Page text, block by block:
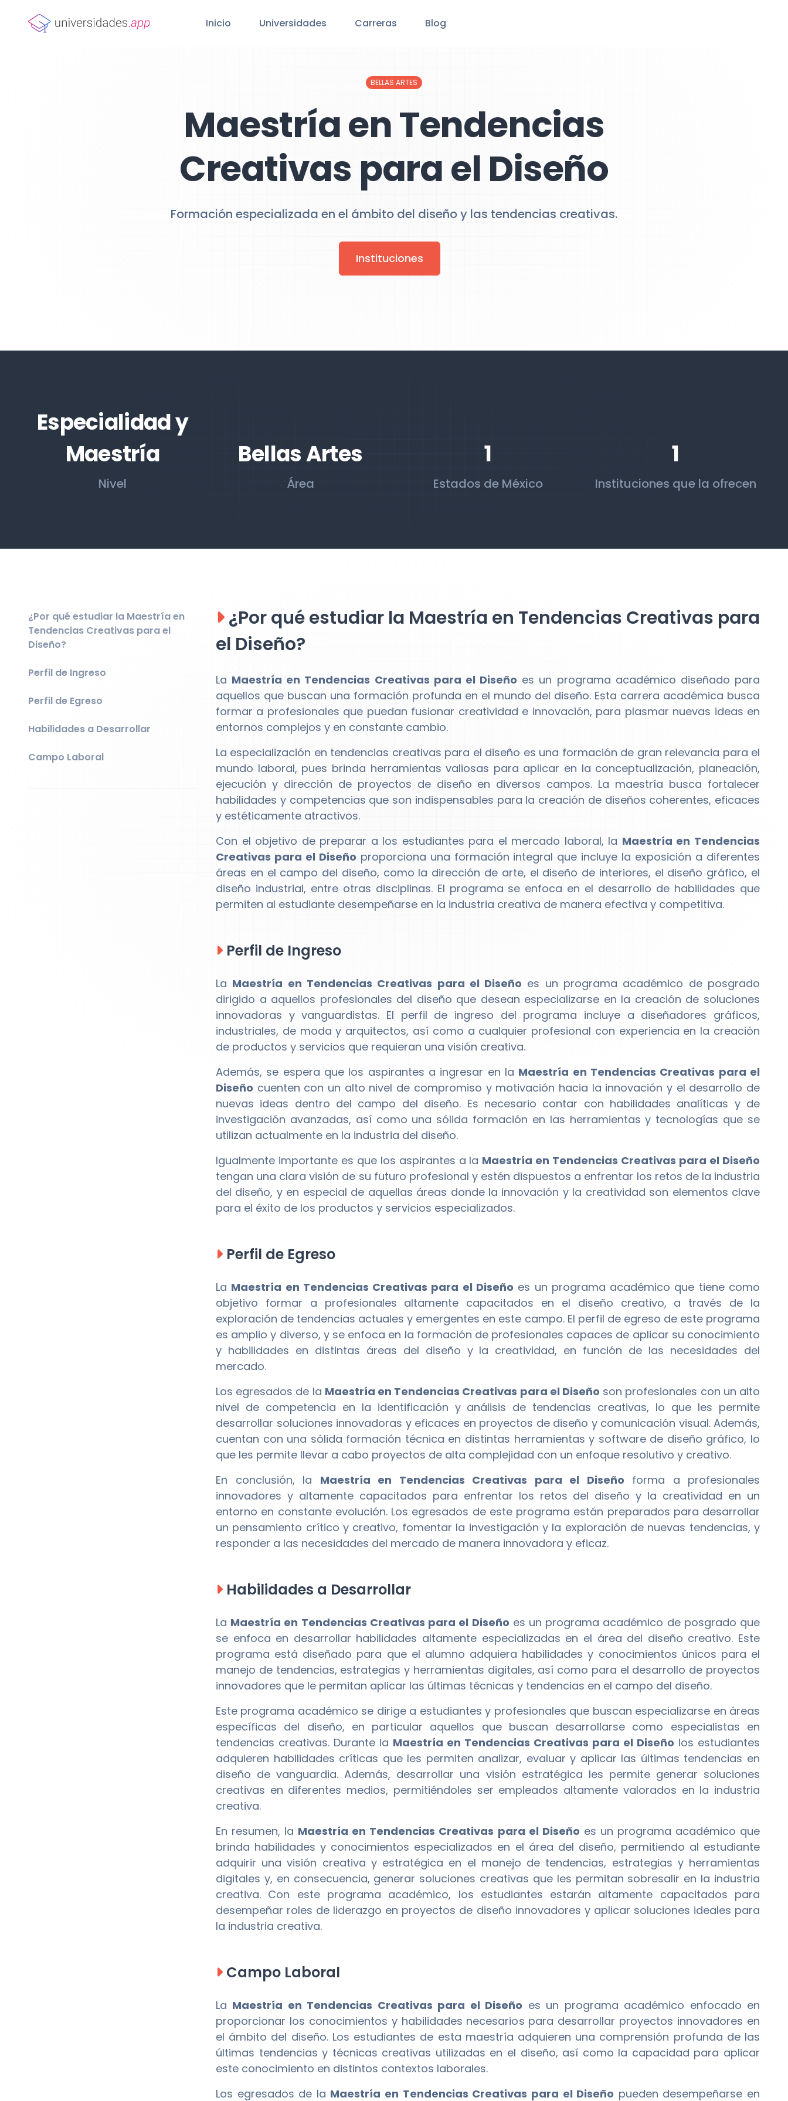
Inicio Universidades Carreras Blog
BELLAS ARTES
Maestría en Tendencias
Creativas para el Diseño
Formación especializada en el ámbito del diseño y las tendencias creativas.
Instituciones
Especialidad y
Maestría
Nivel
Bellas Artes
Área
1
Estados de México
1
Instituciones que la ofrecen
¿Por qué estudiar la Maestría en
Tendencias Creativas para el
Diseño?
Perfil de Ingreso
Perfil de Egreso
Habilidades a Desarrollar
Campo Laboral
¿Por qué estudiar la Maestría en Tendencias Creativas para
el Diseño?
La Maestría en Tendencias Creativas para el Diseño es un programa académico diseñado para
aquellos que buscan una formación profunda en el mundo del diseño. Esta carrera académica busca
formar a profesionales que puedan fusionar creatividad e innovación, para plasmar nuevas ideas en
entornos complejos y en constante cambio.
La especialización en tendencias creativas para el diseño es una formación de gran relevancia para el
mundo laboral, pues brinda herramientas valiosas para aplicar en la conceptualización, planeación,
ejecución y dirección de proyectos de diseño en diversos campos. La maestría busca fortalecer
habilidades y competencias que son indispensables para la creación de diseños coherentes, eficaces
y estéticamente atractivos.
Con el objetivo de preparar a los estudiantes para el mercado laboral, la Maestría en Tendencias
Creativas para el Diseño proporciona una formación integral que incluye la exposición a diferentes
áreas en el campo del diseño, como la dirección de arte, el diseño de interiores, el diseño gráfico, el
diseño industrial, entre otras disciplinas. El programa se enfoca en el desarrollo de habilidades que
permiten al estudiante desempeñarse en la industria creativa de manera efectiva y competitiva.
Perfil de Ingreso
La Maestría en Tendencias Creativas para el Diseño es un programa académico de posgrado
dirigido a aquellos profesionales del diseño que desean especializarse en la creación de soluciones
innovadoras y vanguardistas. El perfil de ingreso del programa incluye a diseñadores gráficos,
industriales, de moda y arquitectos, así como a cualquier profesional con experiencia en la creación
de productos y servicios que requieran una visión creativa.
Además, se espera que los aspirantes a ingresar en la Maestría en Tendencias Creativas para el
Diseño cuenten con un alto nivel de compromiso y motivación hacia la innovación y el desarrollo de
nuevas ideas dentro del campo del diseño. Es necesario contar con habilidades analíticas y de
investigación avanzadas, así como una sólida formación en las herramientas y tecnologías que se
utilizan actualmente en la industria del diseño.
Igualmente importante es que los aspirantes a la Maestría en Tendencias Creativas para el Diseño
tengan una clara visión de su futuro profesional y estén dispuestos a enfrentar los retos de la industria
del diseño, y en especial de aquellas áreas donde la innovación y la creatividad son elementos clave
para el éxito de los productos y servicios especializados.
Perfil de Egreso
La Maestría en Tendencias Creativas para el Diseño es un programa académico que tiene como
objetivo formar a profesionales altamente capacitados en el diseño creativo, a través de la
exploración de tendencias actuales y emergentes en este campo. El perfil de egreso de este programa
es amplio y diverso, y se enfoca en la formación de profesionales capaces de aplicar su conocimiento
y habilidades en distintas áreas del diseño y la creatividad, en función de las necesidades del
mercado.
Los egresados de la Maestría en Tendencias Creativas para el Diseño son profesionales con un alto
nivel de competencia en la identificación y análisis de tendencias creativas, lo que les permite
desarrollar soluciones innovadoras y eficaces en proyectos de diseño y comunicación visual. Además,
cuentan con una sólida formación técnica en distintas herramientas y software de diseño gráfico, lo
que les permite llevar a cabo proyectos de alta complejidad con un enfoque resolutivo y creativo.
En conclusión, la Maestría en Tendencias Creativas para el Diseño forma a profesionales
innovadores y altamente capacitados para enfrentar los retos del diseño y la creatividad en un
entorno en constante evolución. Los egresados de este programa están preparados para desarrollar
un pensamiento crítico y creativo, fomentar la investigación y la exploración de nuevas tendencias, y
responder a las necesidades del mercado de manera innovadora y eficaz.
Habilidades a Desarrollar
La Maestría en Tendencias Creativas para el Diseño es un programa académico de posgrado que
se enfoca en desarrollar habilidades altamente especializadas en el área del diseño creativo. Este
programa está diseñado para que el alumno adquiera habilidades y conocimientos únicos para el
manejo de tendencias, estrategias y herramientas digitales, así como para el desarrollo de proyectos
innovadores que le permitan aplicar las últimas técnicas y tendencias en el campo del diseño.
Este programa académico se dirige a estudiantes y profesionales que buscan especializarse en áreas
específicas del diseño, en particular aquellos que buscan desarrollarse como especialistas en
tendencias creativas. Durante la Maestría en Tendencias Creativas para el Diseño los estudiantes
adquieren habilidades críticas que les permiten analizar, evaluar y aplicar las últimas tendencias en
diseño de vanguardia. Además, desarrollar una visión estratégica les permite generar soluciones
creativas en diferentes medios, permitiéndoles ser empleados altamente valorados en la industria
creativa.
En resumen, la Maestría en Tendencias Creativas para el Diseño es un programa académico que
brinda habilidades y conocimientos especializados en el área del diseño, permitiendo al estudiante
adquirir una visión creativa y estratégica en el manejo de tendencias, estrategias y herramientas
digitales y, en consecuencia, generar soluciones creativas que les permitan sobresalir en la industria
creativa. Con este programa académico, los estudiantes estarán altamente capacitados para
desempeñar roles de liderazgo en proyectos de diseño innovadores y aplicar soluciones ideales para
la industria creativa.
Campo Laboral
La Maestría en Tendencias Creativas para el Diseño es un programa académico enfocado en
proporcionar los conocimientos y habilidades necesarios para desarrollar proyectos innovadores en
el ámbito del diseño. Los estudiantes de esta maestría adquieren una comprensión profunda de las
últimas tendencias y técnicas creativas utilizadas en el diseño, así como la capacidad para aplicar
este conocimiento en distintos contextos laborales.
Los egresados de la Maestría en Tendencias Creativas para el Diseño pueden desempeñarse en